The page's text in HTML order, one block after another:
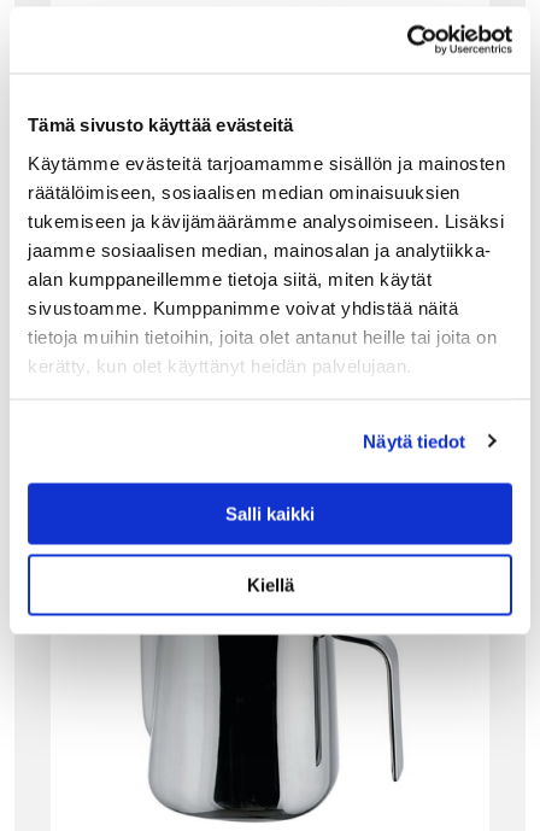
Tämä sivusto käyttää evästeitä
Käytämme evästeitä tarjoamamme sisällön ja mainosten
räätälöimiseen, sosiaalisen median ominaisuuksien
tukemiseen ja kävijämäärämme analysoimiseen. Lisäksi
jaamme sosiaalisen median, mainosalan ja analytiikka-
alan kumppaneillemme tietoja siitä, miten käytät
sivustoamme. Kumppanimme voivat yhdistää näitä
tietoja muihin tietoihin, joita olet antanut heille tai joita on
kerätty, kun olet käyttänyt heidän palvelujaan.
Näytä tiedot
Salli kaikki
Kiellä
Alessin pyöreä terästarjotin, jossa on tukevat valkoiset
kahvat. Reunoja kehystää Michael Gravesin
suunnittelemille MG-sarjan tuotteille ominainen
pistekuvio. Upea tarjotin juomien tarjoiluun tai näyttävä
vati vaikkapa…
245.00€
LISÄÄ OSTOSKORIIN